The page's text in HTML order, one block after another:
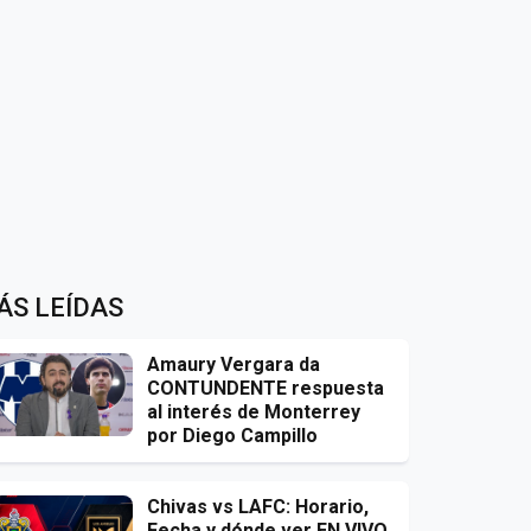
LEÍDAS
Amaury Vergara da
CONTUNDENTE respuesta
al interés de Monterrey
por Diego Campillo
Chivas vs LAFC: Horario,